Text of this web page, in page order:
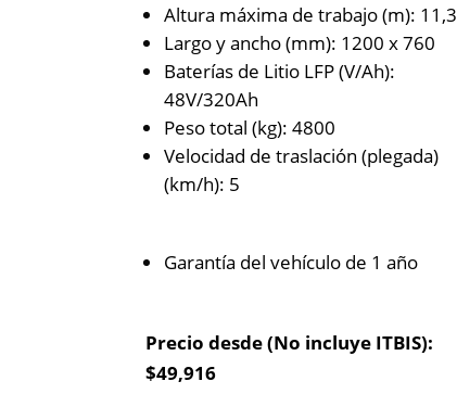
Altura máxima de trabajo (m): 11,3
Largo y ancho (mm): 1200 x 760
Baterías de Litio LFP (V/Ah):
48V/320Ah
Peso total (kg): 4800
Velocidad de traslación (plegada)
(km/h): 5
Garantía del vehículo de 1 año
Precio desde (No incluye ITBIS):
$49,916